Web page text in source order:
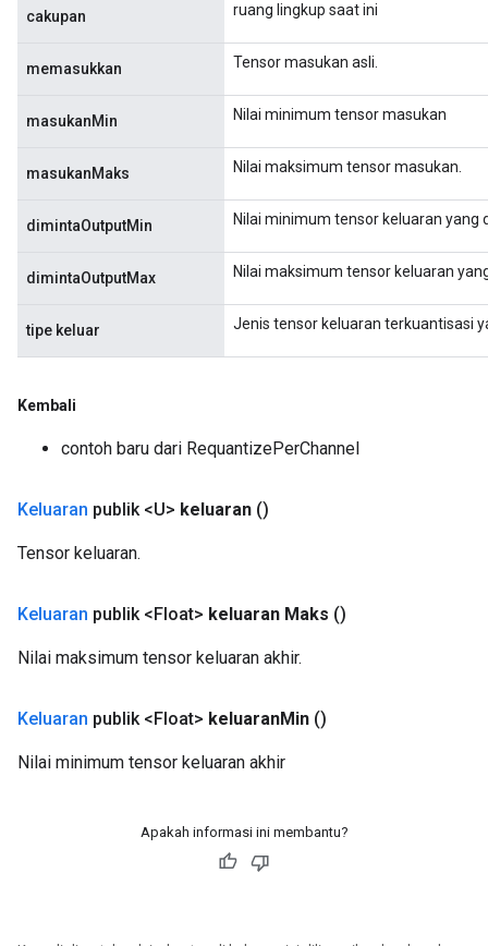
cakupan ruang lingkup saat ini
memasukkan Tensor masukan asli.
masukanMin Nilai minimum tensor masukan
masukanMaks Nilai maksimum tensor masukan.
dimintaOutputMin Nilai minimum tensor keluaran yang
dimintaOutputMax Nilai maksimum tensor keluaran
tipe keluar Jenis tensor keluaran terkuantisasi
Kembali
contoh baru dari RequantizePerChannel
Keluaran publik <U> keluaran ()
Tensor keluaran.
Keluaran publik <Float> keluaran Maks ()
Nilai maksimum tensor keluaran akhir.
Keluaran publik <Float> keluaranMin ()
Nilai minimum tensor keluaran akhir
Apakah informasi ini membantu?